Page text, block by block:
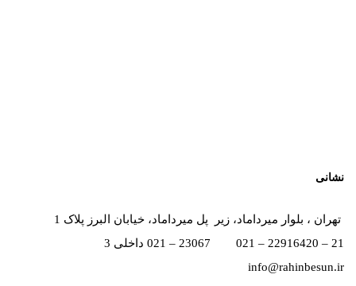
نشانی
تهران ، بلوار میرداماد، زیر پل میرداماد، خیابان البرز پلاک 1
info@rahinbesun.ir